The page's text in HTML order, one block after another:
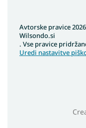
Avtorske pravice 2026
Wilsondo.si
. Vse pravice
Uredi nastavitve